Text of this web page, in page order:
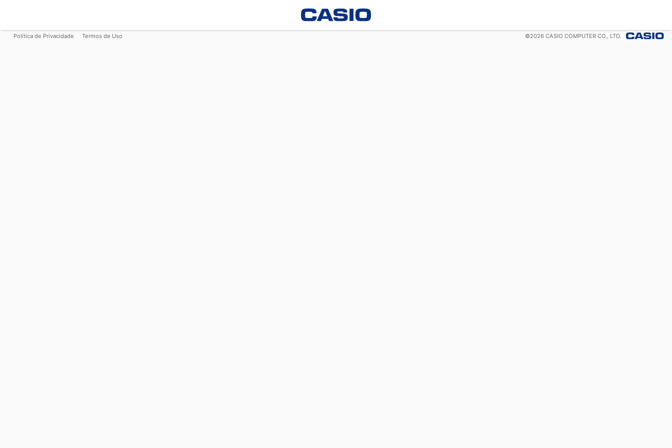
Política de Privacidade Termos de Uso ©2026 CASIO COMPUTER CO., LTD.